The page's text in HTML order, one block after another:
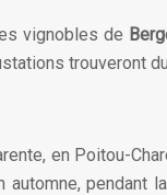
vignobles de
trouveront
en Poitou-